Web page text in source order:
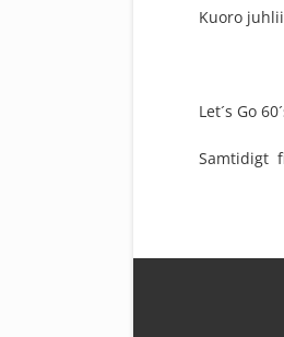
Kuoro
Let´s Go
Samtidigt